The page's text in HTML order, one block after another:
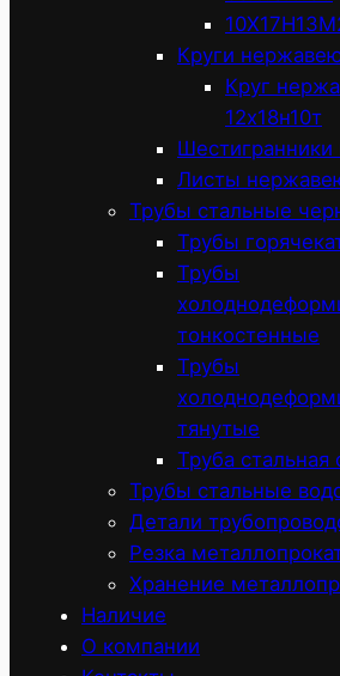
Круги
Круг
12х18н10т
Листы
Трубы стальные
Трубы
Трубы
тонкостенные
Трубы
тянутые
Труба стальная
Трубы стальные
Детали
Резка
Хранение
Наличие
О компании